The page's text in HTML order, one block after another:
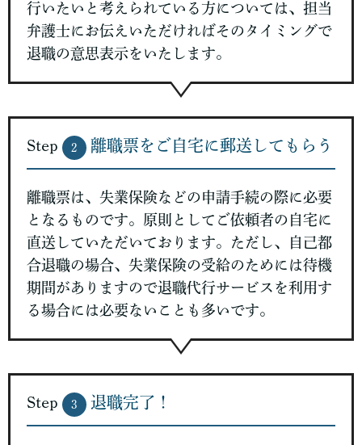
行いたいと考えられている方については、担当
弁護士にお伝えいただければそのタイミングで
退職の意思表示をいたします。
Step 2 離職票をご自宅に郵送してもらう
離職票は、失業保険などの申請手続の際に必要
となるものです。原則としてご依頼者の自宅に
直送していただいております。ただし、自己都
合退職の場合、失業保険の受給のためには待機
期間がありますので退職代行サービスを利用す
る場合には必要ないことも多いです。
Step 3 退職完了！